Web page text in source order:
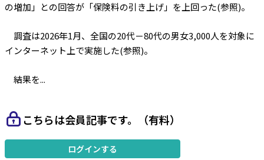
の増加」との回答が「保険料の引き上げ」を上回った(参照)。
調査は2026年1月、全国の20代－80代の男女3,000人を対象に
インターネット上で実施した(参照)。
結果を...
こちらは会員記事です。（有料）
ログインする